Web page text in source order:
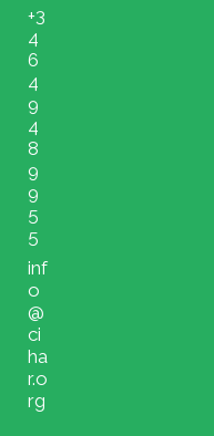
+3
4
6
4
9
4
8
9
9
5
5
inf
o
@
ci
ha
r.o
rg